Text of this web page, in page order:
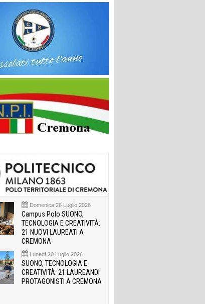
Domenica 26 Luglio 2026
Campus Polo SUONO,
TECNOLOGIA E CREATIVITÀ:
21 NUOVI LAUREATI A
CREMONA
Lunedì 20 Luglio 2026
SUONO, TECNOLOGIA E
CREATIVITÀ: 21 LAUREANDI
PROTAGONISTI A CREMONA